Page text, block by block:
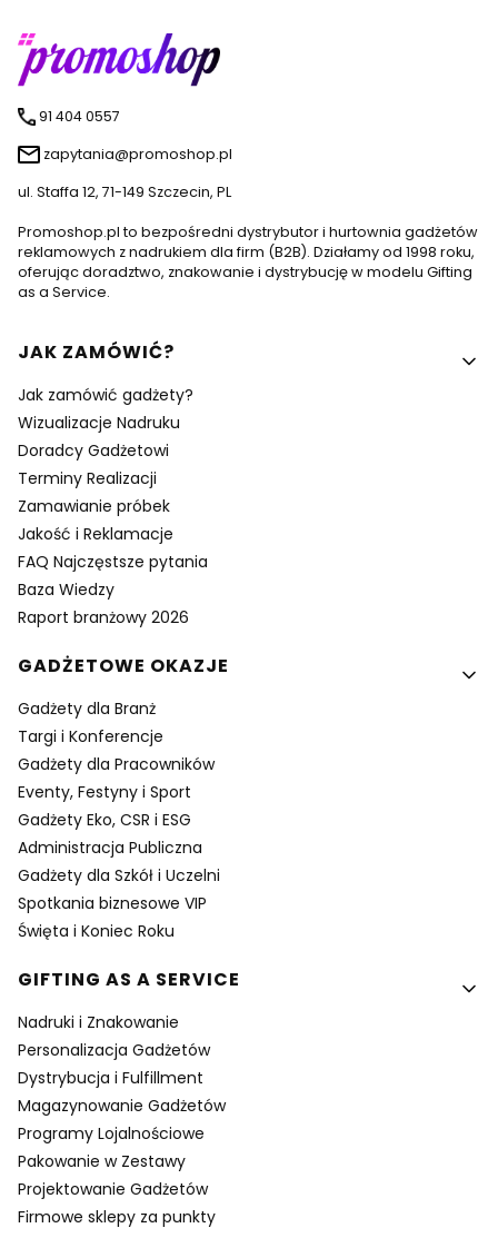
91 404 0557
zapytania@promoshop.pl
ul. Staffa 12, 71-149 Szczecin, PL
Promoshop.pl to bezpośredni dystrybutor i hurtownia gadżetów
reklamowych z nadrukiem dla firm (B2B). Działamy od 1998 roku,
oferując doradztwo, znakowanie i dystrybucję w modelu Gifting
as a Service.
Linki w stopce
JAK ZAMÓWIĆ?
Jak zamówić gadżety?
Wizualizacje Nadruku
Doradcy Gadżetowi
Terminy Realizacji
Zamawianie próbek
Jakość i Reklamacje
FAQ Najczęstsze pytania
Baza Wiedzy
Raport branżowy 2026
GADŻETOWE OKAZJE
Gadżety dla Branż
Targi i Konferencje
Gadżety dla Pracowników
Eventy, Festyny i Sport
Gadżety Eko, CSR i ESG
Administracja Publiczna
Gadżety dla Szkół i Uczelni
Spotkania biznesowe VIP
Święta i Koniec Roku
GIFTING AS A SERVICE
Nadruki i Znakowanie
Personalizacja Gadżetów
Dystrybucja i Fulfillment
Magazynowanie Gadżetów
Programy Lojalnościowe
Pakowanie w Zestawy
Projektowanie Gadżetów
Firmowe sklepy za punkty